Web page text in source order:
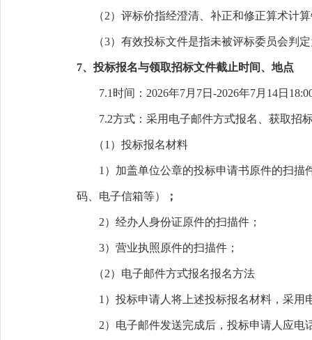
（2）评标价指经澄清、补正和修正算术计
（3）有效投标文件是指未被评标委员会判
7、投标报名与领取招标文件截止时间、地点
7.1 时间： 2026年7月 7日 -2026年7月 14日
7.2方式：采用电子邮件方式报名、获取招
（1） 投标报名材料
1）加盖单位公章的投标申请书原件的扫描
码 电子信箱等） ；
2）经办人身份证原件的扫描件；
3）营业执照原件的扫描件；
（2） 电子邮件方式报名报名方法
1）投标申请人将上述投标报名材料，采
2）电子邮件发送完成后，投标申请人应